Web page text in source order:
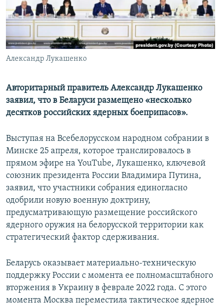
ПОБЕДИТЕЛЕЙ НЕ СУДЯТ?
КРЫМ.НЕПОКОРЕННЫЙ
ELIFBE
УКРАИНСКАЯ ПРОБЛЕМА КРЫМА
ПРИСОЕДИНЯЙТЕСЬ!
Александр Лукашенко
Авторитарный правитель Александр Лукашенко
заявил, что в Беларуси размещено «несколько
десятков российских ядерных боеприпасов».
Выступая на Всебелорусском народном собрании в
Минске 25 апреля, которое транслировалось в
прямом эфире на YouTube, Лукашенко, ключевой
союзник президента России Владимира Путина,
заявил, что участники собрания единогласно
одобрили новую военную доктрину,
предусматривающую размещение российского
ядерного оружия на белорусской территории как
стратегический фактор сдерживания.
Беларусь оказывает материально-техническую
поддержку России с момента ее полномасштабного
вторжения в Украину в феврале 2022 года. С этого
момента Москва переместила тактическое ядерное